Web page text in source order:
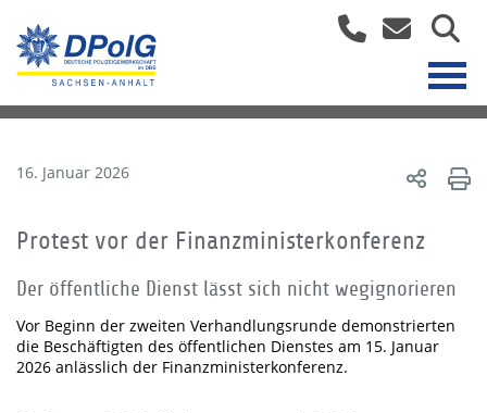
16. Januar 2026
Protest vor der Finanzministerkonferenz
Der öffentliche Dienst lässt sich nicht wegignorieren
Vor Beginn der zweiten Verhandlungsrunde demonstrierten
die Beschäftigten des öffentlichen Dienstes am 15. Januar
2026 anlässlich der Finanzministerkonferenz.